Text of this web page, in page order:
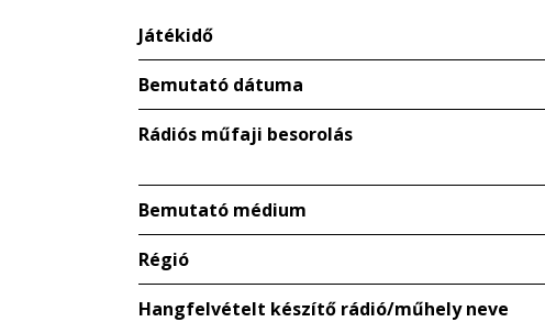
Játékidő
Bemutató dátuma
Rádiós műfaji besorolás
Bemutató médium
Régió
Hangfelvételt készítő rádió/műhely neve